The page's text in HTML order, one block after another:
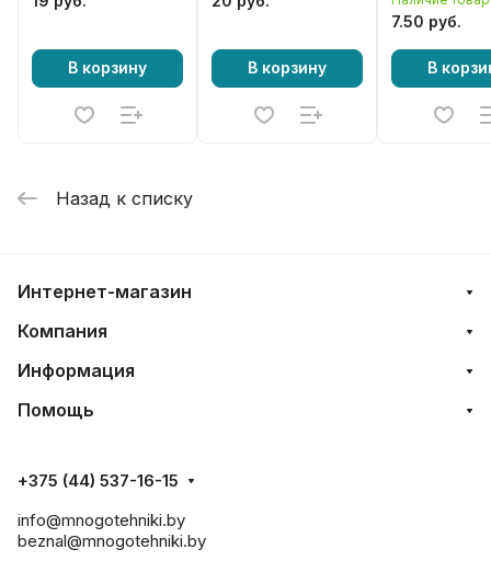
В корзину В корзину
7.50 руб.
В
Назад к списку
Интернет-магазин
Компания
Информация
Помощь
+375 (44) 537-16-15
info@mnogotehniki.by
beznal@mnogotehniki.by